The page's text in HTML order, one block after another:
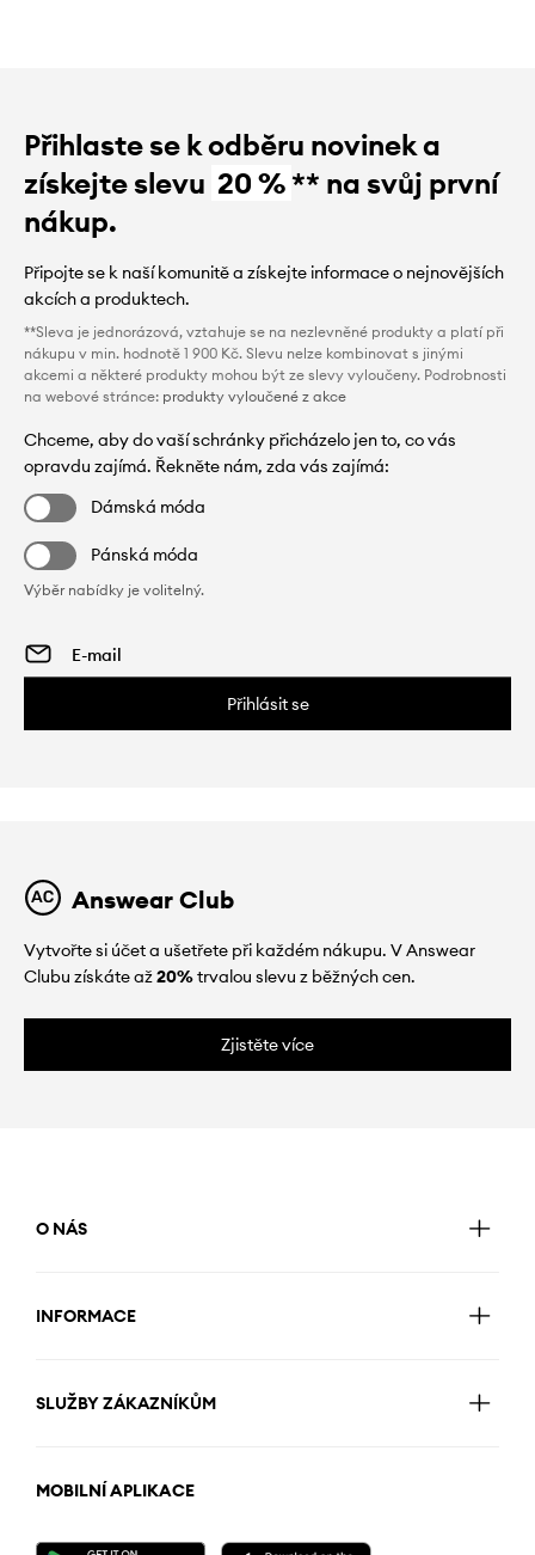
Přihlaste se k odběru novinek a
získejte slevu 20 %** na svůj první
nákup.
Připojte se k naší komunitě a získejte informace o nejnovějších
akcích a produktech.
**Sleva je jednorázová, vztahuje se na nezlevněné produkty a platí při
nákupu v min. hodnotě 1 900 Kč. Slevu nelze kombinovat s jinými
akcemi a některé produkty mohou být ze slevy vyloučeny. Podrobnosti
na webové stránce: produkty vyloučené z akce
Chceme, aby do vaší schránky přicházelo jen to, co vás
opravdu zajímá. Řekněte nám, zda vás zajímá:
Dámská móda
Pánská móda
Výběr nabídky je volitelný.
Přihlásit se
Answear Club
Vytvořte si účet a ušetřete při každém nákupu. V Answear
Clubu získáte až20%trvalou slevu z běžných cen.
Zjistěte více
O NÁS
INFORMACE
SLUŽBY ZÁKAZNÍKŮM
MOBILNÍ APLIKACE